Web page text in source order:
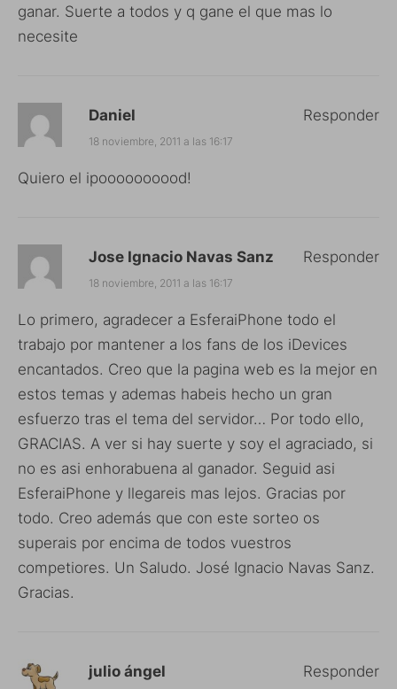
ganar. Suerte a todos y q gane el que mas lo
necesite
Daniel
18 noviembre, 2011 a las 16:17
Quiero el ipoooooooood!
Responder
Jose Ignacio Navas Sanz
18 noviembre, 2011 a las 16:17
Lo primero, agradecer a EsferaiPhone todo el
trabajo por mantener a los fans de los iDevices
encantados. Creo que la pagina web es la mejor en
estos temas y ademas habeis hecho un gran
esfuerzo tras el tema del servidor… Por todo ello,
GRACIAS. A ver si hay suerte y soy el agraciado, si
no es asi enhorabuena al ganador. Seguid asi
EsferaiPhone y llegareis mas lejos. Gracias por
todo. Creo además que con este sorteo os
superais por encima de todos vuestros
competiores. Un Saludo. José Ignacio Navas Sanz.
Gracias.
Responder
julio ángel Responder